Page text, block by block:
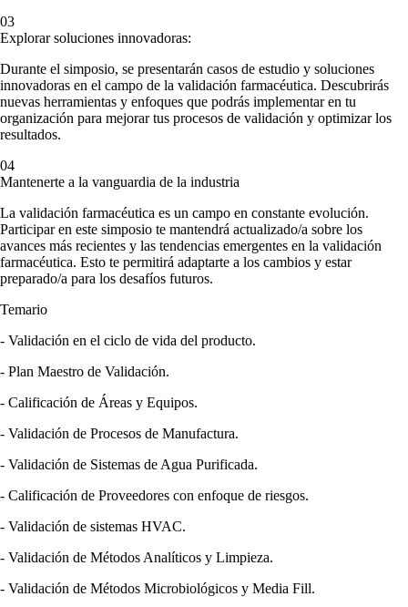
03
Explorar soluciones innovadoras:
Durante el simposio, se presentarán casos de estudio y soluciones
innovadoras en el campo de la validación farmacéutica. Descubrirás
nuevas herramientas y enfoques que podrás implementar en tu
organización para mejorar tus procesos de validación y optimizar los
resultados.
04
Mantenerte a la vanguardia de la industria
La validación farmacéutica es un campo en constante evolución.
Participar en este simposio te mantendrá actualizado/a sobre los
avances más recientes y las tendencias emergentes en la validación
farmacéutica. Esto te permitirá adaptarte a los cambios y estar
preparado/a para los desafíos futuros.
Temario
- Validación en el ciclo de vida del producto.
- Plan Maestro de Validación.
- Calificación de Áreas y Equipos.
- Validación de Procesos de Manufactura.
- Validación de Sistemas de Agua Purificada.
- Calificación de Proveedores con enfoque de riesgos.
- Validación de sistemas HVAC.
- Validación de Métodos Analíticos y Limpieza.
- Validación de Métodos Microbiológicos y Media Fill.